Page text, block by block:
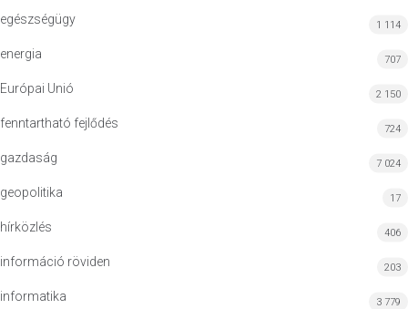
egészségügy 1 114
energia 707
Európai Unió 2 150
fenntartható fejlődés 724
gazdaság 7 024
geopolitika 17
hírközlés 406
információ röviden 203
informatika 3 779